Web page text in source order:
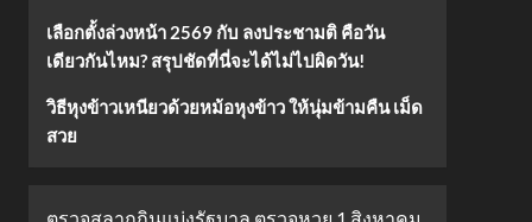
เลือกตั้งล่วงหน้า 2569 กับ ลงประชามติ คือวัน
เดียวกันไหม? สรุปชัดที่นี่จะได้ไม่ไปผิดวัน!
วิธีหุงข้าวเหนียวด้วยหม้อหุงข้าว ให้นุ่มข้ามคืน เม็ด
สวย